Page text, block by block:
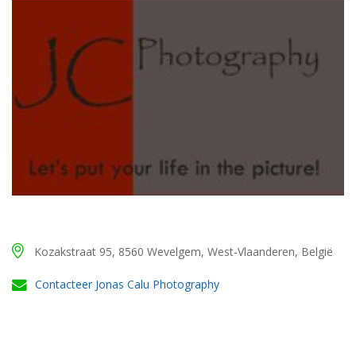
Kozakstraat 95, 8560 Wevelgem, West-Vlaanderen, België
Contacteer Jonas Calu Photography